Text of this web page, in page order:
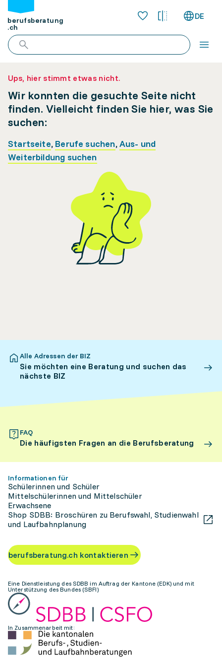
berufsberatung
.ch
DE
Ups, hier stimmt etwas nicht.
Wir konnten die gesuchte Seite nicht
finden. Vielleicht finden Sie hier, was Sie
suchen:
Startseite, Berufe suchen,Aus- und
Weiterbildung suchen
Alle Adressen der BIZ
Sie möchten eine Beratung und suchen das
nächste BIZ
FAQ
Die häufigsten Fragen an die Berufsberatung
Informationen für
Schülerinnen und Schüler
Mittelschülerinnen und Mittelschüler
Erwachsene
Shop SDBB: Broschüren zu Berufswahl, Studienwahl
und Laufbahnplanung
berufsberatung.ch kontaktieren
Eine Dienstleistung des SDBB im Auftrag der Kantone (EDK) und mit
Unterstützung des Bundes (SBFI)
In Zusammenarbeit mit: